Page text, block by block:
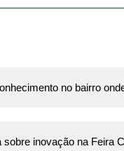
no bairro
inovação na Feira